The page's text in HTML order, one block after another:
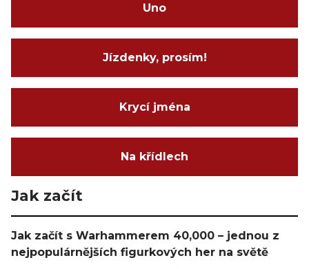
Uno
Jízdenky, prosím!
Krycí jména
Na křídlech
Jak začít
Jak začít s Warhammerem 40,000 – jednou z
nejpopulárnějších figurkových her na světě